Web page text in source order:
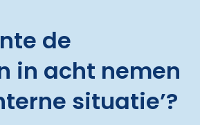
de
in acht nemen
situatie’?